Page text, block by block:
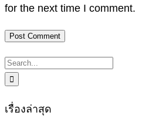
for the next time I comment.
Search
for:
เรื่องล่าสุด